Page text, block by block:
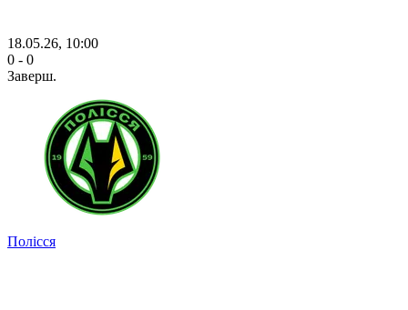
18.05.26, 10:00
0 - 0
Заверш.
Полісся